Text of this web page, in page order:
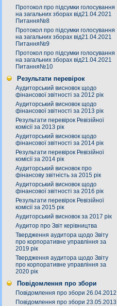
Протокол про підсумки голосування
на загальних зборах від21.04.2021
Питання№8
Протокол про підсумки голосування
на загальних зборах від21.04.2021
Питання№9
Протокол про підсумки голосування
на загальних зборах від21.04.2021
Питання№10
Результати перевірок
Аудиторський висновок щодо
фінансової звітності за 2012 рік
Аудиторський висновок щодо
фінансової звітності за 2013 рік
Результати перевірок Ревізійної
комісії за 2013 рік
Аудиторський висновок щодо
фінансової звітності за 2014 рік
Результати перевірок Ревізійної
комісії за 2014 рік
Аудиторський висновок про
фінансову звітність за 2015 рік
Аудиторський висновок щодо
фінансової звітності за 2016 рік
Результати перевірок Ревізійної
комісії за 2015 рік
Аудиторський висновок за 2017 рік
Аудитор про Звіт керівництва
Твердження аудитора щодо Звіту
про корпоративне управління за
2019 рік
Твердження аудитора щодо Звіту
про корпоративне управління за
2020 рік
Повідомлення про збори
Повідомлення про збори 26.04.2012
Повідомлення про збори 23.05.2013